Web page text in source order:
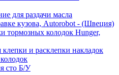
для раздачи масла
кузова, Autorobot - (Швеция)
тормозных колодок Hunger,
и расклепки накладок
сто Б/У